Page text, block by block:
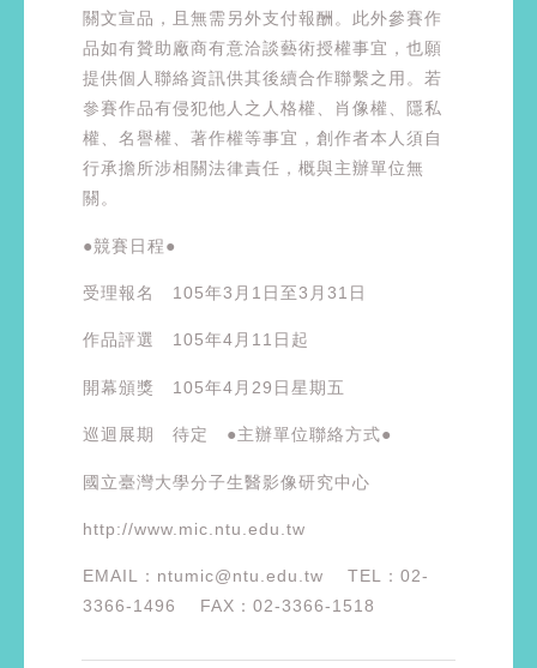
關文宣品，且無需另外支付報酬。此外參賽作
品如有贊助廠商有意洽談藝術授權事宜，也願
提供個人聯絡資訊供其後續合作聯繫之用。若
參賽作品有侵犯他人之人格權、肖像權、隱私
權、名譽權、著作權等事宜，創作者本人須自
行承擔所涉相關法律責任，概與主辦單位無
關。
●競賽日程●
受理報名 105年3月1日至3月31日
作品評選 105年4月11日起
開幕頒獎 105年4月29日星期五
巡迴展期 待定 ●主辦單位聯絡方式●
國立臺灣大學分子生醫影像研究中心
http://www.mic.ntu.edu.tw
EMAIL：ntumic@ntu.edu.tw TEL：02-
3366-1496 FAX：02-3366-1518